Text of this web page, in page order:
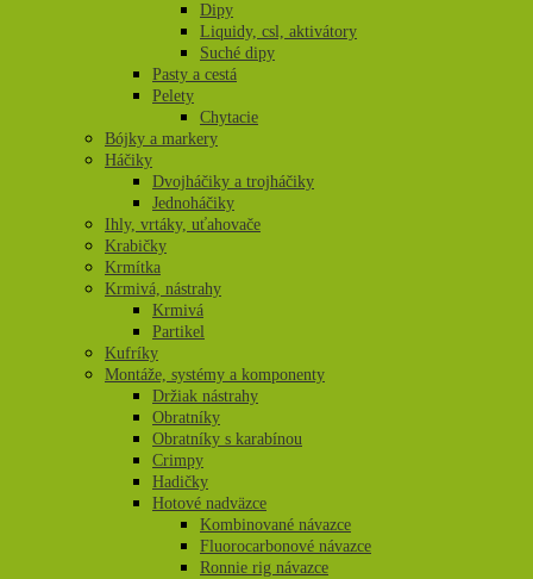
Dipy
Liquidy, csl, aktivátory
Suché dipy
Pasty a cestá
Pelety
Chytacie
Bójky a markery
Háčiky
Dvojháčiky a trojháčiky
Jednoháčiky
Ihly, vrtáky, uťahovače
Krabičky
Krmítka
Krmivá, nástrahy
Krmivá
Partikel
Kufríky
Montáže, systémy a komponenty
Držiak nástrahy
Obratníky
Obratníky s karabínou
Crimpy
Hadičky
Hotové nadväzce
Kombinované návazce
Fluorocarbonové návazce
Ronnie rig návazce